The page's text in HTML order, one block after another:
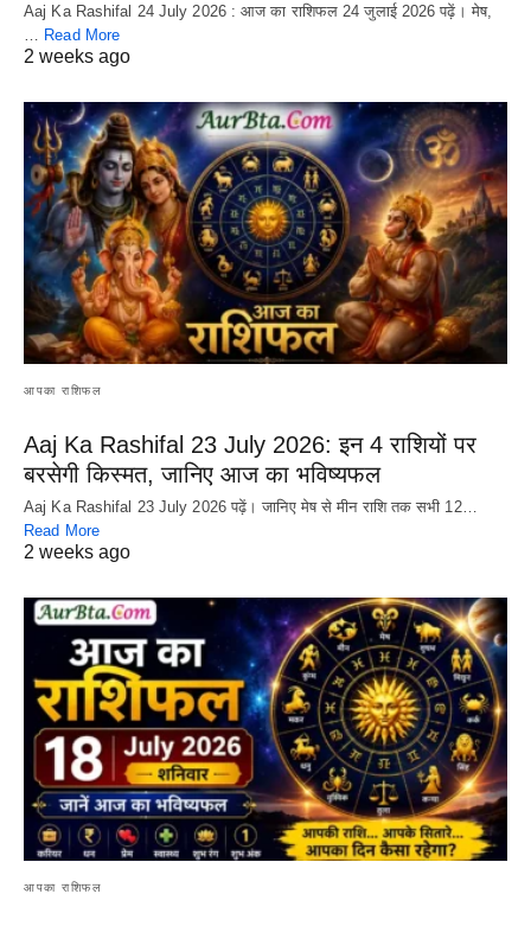
Aaj Ka Rashifal 24 July 2026 : आज का राशिफल 24 जुलाई 2026 पढ़ें। मेष,
Read More
2 weeks ago
आपका राशिफल
Aaj Ka Rashifal 23 July 2026: इन 4 राशियों पर
बरसेगी किस्मत, जानिए आज का भविष्यफल
Aaj Ka Rashifal 23 July 2026 पढ़ें। जानिए मेष से मीन राशि तक सभी 12…
Read More
2 weeks ago
आपका राशिफल